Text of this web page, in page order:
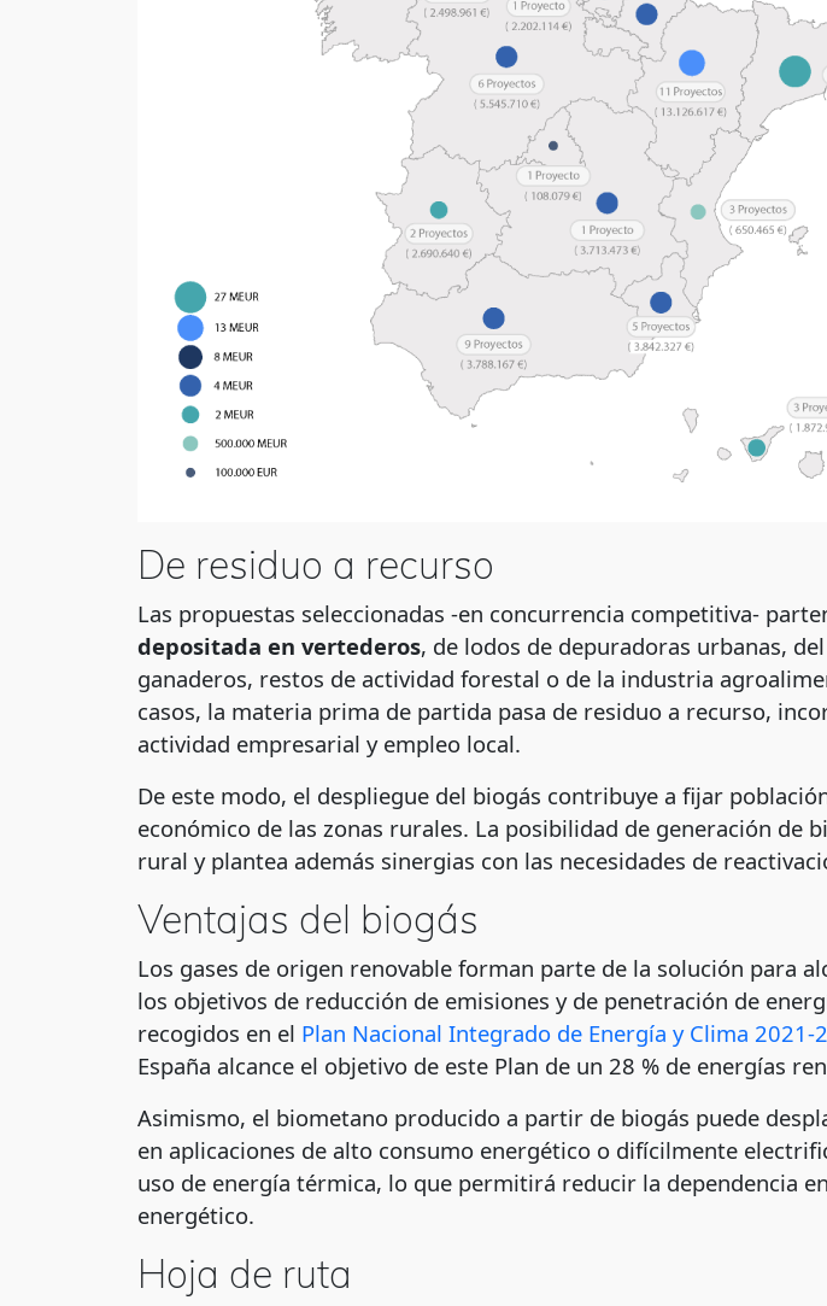
De residuo a recurso
Las propuestas seleccionadas -en concurrencia competitiva-
depositada en vertederos, de lodos de depuradoras urbanas,
ganaderos, restos de actividad forestal o de la industria
casos, la materia prima de partida pasa de residuo a recurso,
actividad empresarial y empleo local.
De este modo, el despliegue del biogás contribuye a fijar
económico de las zonas rurales. La posibilidad de generación de
rural y plantea además sinergias con las necesidades de
Ventajas del biogás
Los gases de origen renovable forman parte de la solución para
los objetivos de reducción de emisiones y de penetración de
recogidos en el Plan Nacional Integrado de Energía y Clima 2021-
España alcance el objetivo de este Plan de un 28 % de energías
Asimismo, el biometano producido a partir de biogás puede
en aplicaciones de alto consumo energético o difícilmente
uso de energía térmica, lo que permitirá reducir la dependencia
energético.
Hoja de ruta